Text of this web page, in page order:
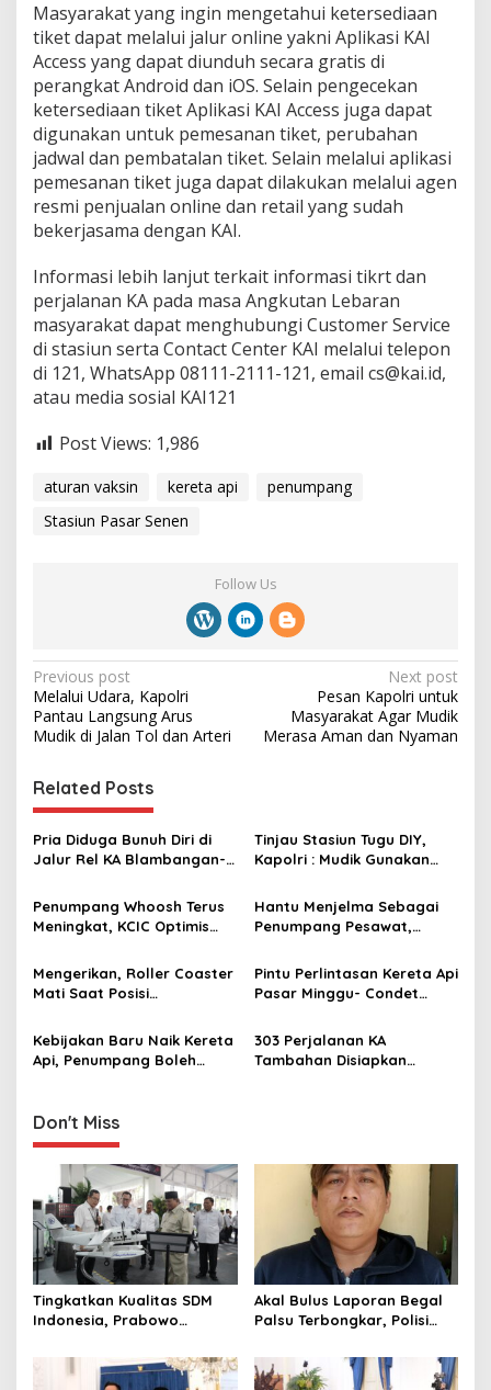
Masyarakat yang ingin mengetahui ketersediaan
tiket dapat melalui jalur online yakni Aplikasi KAI
Access yang dapat diunduh secara gratis di
perangkat Android dan iOS. Selain pengecekan
ketersediaan tiket Aplikasi KAI Access juga dapat
digunakan untuk pemesanan tiket, perubahan
jadwal dan pembatalan tiket. Selain melalui aplikasi
pemesanan tiket juga dapat dilakukan melalui agen
resmi penjualan online dan retail yang sudah
bekerjasama dengan KAI.
Informasi lebih lanjut terkait informasi tikrt dan
perjalanan KA pada masa Angkutan Lebaran
masyarakat dapat menghubungi Customer Service
di stasiun serta Contact Center KAI melalui telepon
di 121, WhatsApp 08111-2111-121, email cs@kai.id,
atau media sosial KAI121
Post Views: 1,986
aturan vaksin kereta api
penumpang
Stasiun Pasar Senen
Follow Us
P
o
s
t
n
a
v
i
g
t
o
n
Previous post
Melalui Udara, Kapolri
Pantau Langsung Arus
Mudik di Jalan Tol dan Arteri
Next post
Pesan Kapolri untuk
Masyarakat Agar Mudik
Merasa Aman dan Nyaman
Related Posts
Pria Diduga Bunuh Diri di
Jalur Rel KA Blambangan-
Hingga Kaki Korban Hancur
Tinjau Stasiun Tugu DIY,
Kapolri : Mudik Gunakan
Alternatif
Penumpang Whoosh Terus
Meningkat, KCIC Optimis
Beragam Program
Strategis
Hantu Menjelma Sebagai
Penumpang Pesawat,
Ditunda Penerbangan
Mengerikan, Roller Coaster
Mati Saat Posisi
Pintu Perlintasan Kereta Api
Pasar Minggu- Condet
Kebijakan Baru Naik Kereta
Api, Penumpang Boleh
303 Perjalanan KA
Tambahan Disiapkan
Don't Miss
Tingkatkan Kualitas SDM
Indonesia, Prabowo
hingga Undang Universitas
Terbaik Dunia
Akal Bulus Laporan Begal
Palsu Terbongkar, Polisi
Perusahaan untuk Crypto